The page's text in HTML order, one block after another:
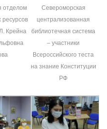
отделом
ресурсов
Крейна
Североморская
централизованная
библиотечная система
– участники
Всероссийского теста
на знание Конституции
РФ